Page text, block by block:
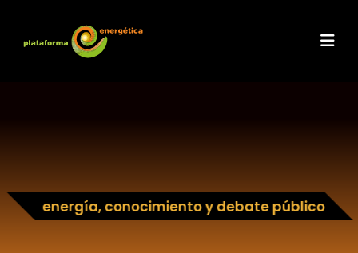
energía, conocimiento y debate público